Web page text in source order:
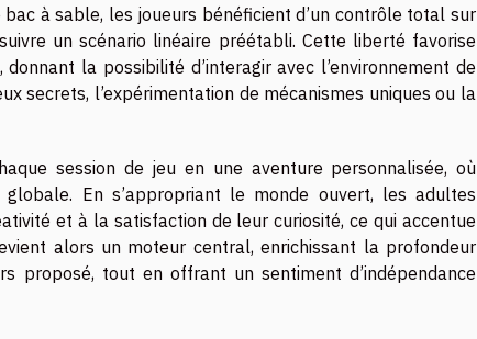
à sable, les joueurs bénéficient d’un contrôle total sur
un scénario linéaire préétabli. Cette liberté favorise
la possibilité d’interagir avec l’environnement de
secrets, l’expérimentation de mécanismes uniques ou la
session de jeu en une aventure personnalisée, où
En s’appropriant le monde ouvert, les adultes
et à la satisfaction de leur curiosité, ce qui accentue
alors un moteur central, enrichissant la profondeur
proposé, tout en offrant un sentiment d’indépendance